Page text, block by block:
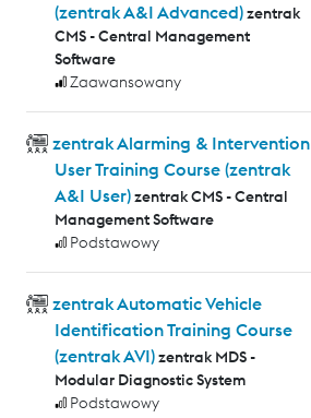
(zentrak A&I Advanced)zentrak
CMS - Central Management
Software
Zaawansowany
zentrak Alarming & Intervention
User Training Course (zentrak
A&I User)zentrak CMS - Central
Management Software
Podstawowy
zentrak Automatic Vehicle
Identification Training Course
(zentrak AVI)zentrak MDS -
Modular Diagnostic System
Podstawowy